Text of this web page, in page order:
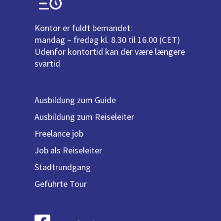
Kontor er fuldt bemandet:
mandag – fredag kl. 8.30 til 16.00 (CET)
Udenfor kontortid kan der være længere
svartid
Ausbildung zum Guide
Ausbildung zum Reiseleiter
Freelance job
Job als Reiseleiter
Stadtrundgang
Geführte Tour